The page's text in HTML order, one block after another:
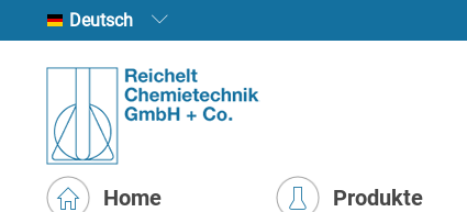
Deutsch
Home Produkte